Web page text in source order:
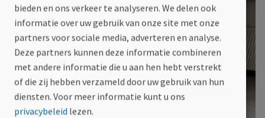
bieden en ons verkeer te analyseren. We delen ook
informatie over uw gebruik van onze site met onze
partners voor sociale media, adverteren en analyse.
Deze partners kunnen deze informatie combineren
met andere informatie die u aan hen hebt verstrekt
of die zij hebben verzameld door uw gebruik van hun
diensten. Voor meer informatie kunt u ons
privacybeleid lezen.